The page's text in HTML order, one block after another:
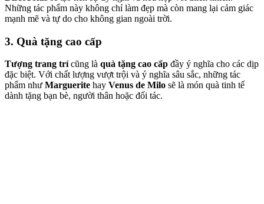
Những tác phẩm này không chỉ làm đẹp mà còn mang lại cảm giác
mạnh mẽ và tự do cho không gian ngoài trời.
3. Quà tặng cao cấp
Tượng trang trícũng là quà tặng cao cấp đầy ý nghĩa cho các dịp
đặc biệt. Với chất lượng vượt trội và ý nghĩa sâu sắc, những tác
phẩm như Marguerite hay Venus de Milo sẽ là món quà tinh tế
dành tặng bạn bè, người thân hoặc đối tác.